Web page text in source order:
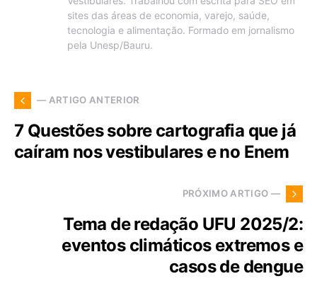
sites das áreas de economia, varejo, saúde,
tecnologia e alimentação. Formado em jornalismo
pela Unesp/Bauru.
— ARTIGO ANTERIOR
7 Questões sobre cartografia que já
caíram nos vestibulares e no Enem
PRÓXIMO ARTIGO —
Tema de redação UFU 2025/2:
eventos climáticos extremos e
casos de dengue